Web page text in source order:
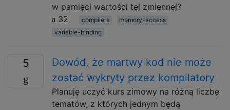
w pamięci wartości tej zmiennej?
32
compilers
memory-access
variable-binding
5
Dowód, że martwy kod nie może
zostać wykryty przez kompilatory
Planuję uczyć kurs zimowy na różną liczbę
tematów, z których jednym będą